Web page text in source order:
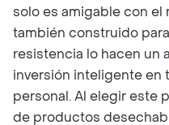
solo es amigable con el
también construido
resistencia lo hacen un
inversión inteligente en
personal. Al elegir este
de productos